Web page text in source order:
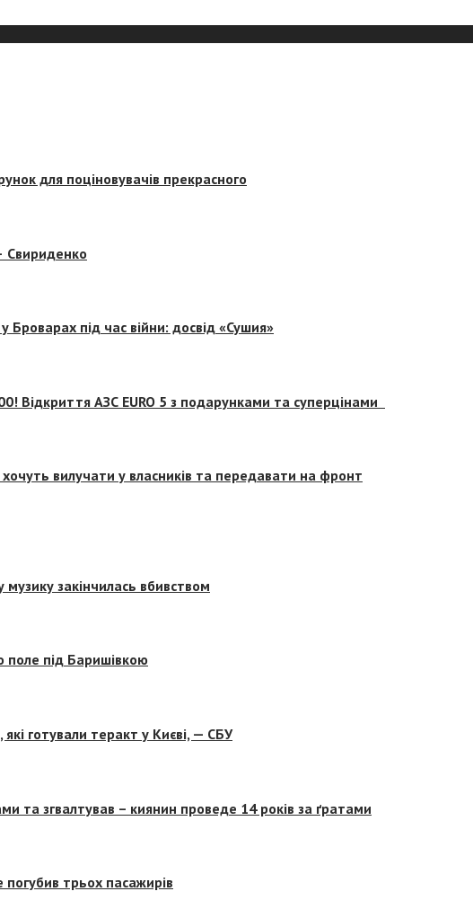
для поціновувачів прекрасного
Свириденко
під час війни: досвід «Сушия»
Відкриття АЗС EURO 5 з подарунками та суперцінами
вилучати у власників та передавати на фронт
музику закінчилась вбивством
поле під Баришівкою
готували теракт у Києві, — СБУ
та згвалтував – киянин проведе 14 років за ґратами
трьох пасажирів